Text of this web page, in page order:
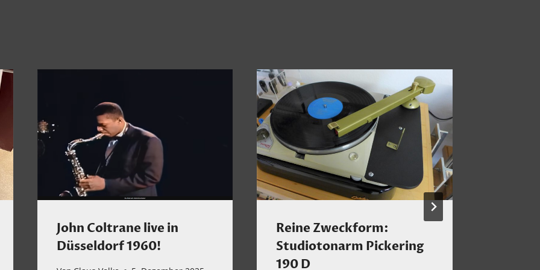
John Coltrane live in
Düsseldorf 1960!
Reine Zweckform:
Studiotonarm Pickering
190 D